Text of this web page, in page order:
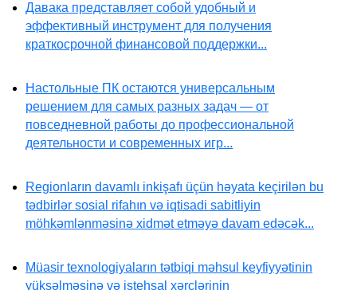
Давака представляет собой удобный и
эффективный инструмент для получения
краткосрочной финансовой поддержки...
Настольные ПК остаются универсальным
решением для самых разных задач — от
повседневной работы до профессиональной
деятельности и современных игр...
Regionların davamlı inkişafı üçün həyata keçirilən bu
tədbirlər sosial rifahın və iqtisadi sabitliyin
möhkəmlənməsinə xidmət etməyə davam edəcək...
Müasir texnologiyaların tətbiqi məhsul keyfiyyətinin
yüksəlməsinə və istehsal xərclərinin